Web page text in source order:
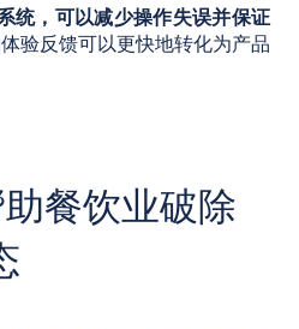
统，可以减少操作失误并保证
验反馈可以更快地转化为产品
餐饮业破除